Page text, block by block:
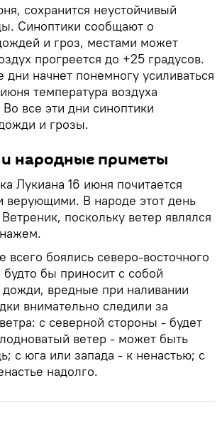
сохранится неустойчивый
Синоптики сообщают о
и гроз, местами может
прогреется до +25 градусов.
начнет понемногу усиливаться
температура воздуха
все эти дни синоптики
и грозы.
народные приметы
Лукиана 16 июня почитается
верующими. В народе этот день
поскольку ветер являлся
всего боялись северо-восточного
бы приносит с собой
вредные при наливании
внимательно следили за
с северной стороны - будет
ветер - может быть
с юга или запада - к ненастью; с
надолго.